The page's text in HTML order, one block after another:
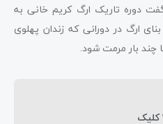
دوره تاریک ارگ کریم خانی به
ارگ در دورانی که زندان پهلوی
چند بار مرمت شود.